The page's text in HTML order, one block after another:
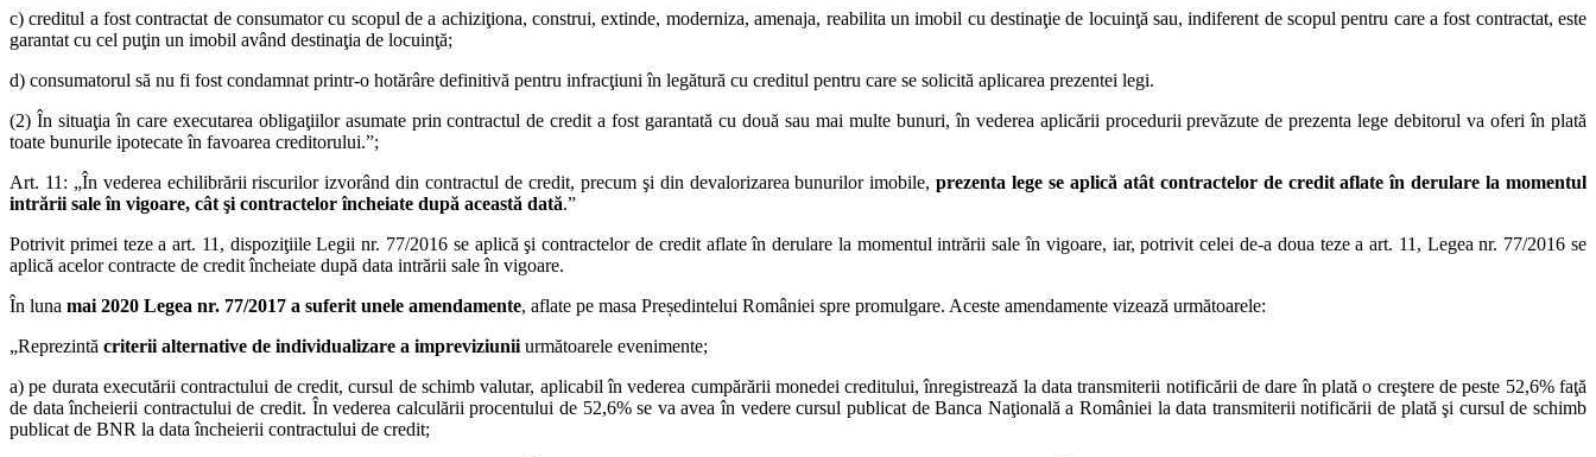
c) creditul a fost contractat de consumator cu scopul de a achiziţiona, construi, extinde, moderniza, amenaja, reabilita un imobil cu destinaţie de locuinţă sau, indiferent de scopul pentru care a fost contractat, este
garantat cu cel puţin un imobil având destinaţia de locuinţă;
d) consumatorul să nu fi fost condamnat printr-o hotărâre definitivă pentru infracţiuni în legătură cu creditul pentru care se solicită aplicarea prezentei legi.
(2) În situaţia în care executarea obligaţiilor asumate prin contractul de credit a fost garantată cu două sau mai multe bunuri, în vederea aplicării procedurii prevăzute de prezenta lege debitorul va oferi în plată
toate bunurile ipotecate în favoarea creditorului.”;
Art. 11: „În vederea echilibrării riscurilor izvorând din contractul de credit, precum şi din devalorizarea bunurilor imobile,prezenta lege se aplică atât contractelor de credit aflate în derulare la momentul
intrării sale în vigoare, cât şi contractelor încheiate după această dată.”
Potrivit primei teze a art. 11, dispoziţiile Legii nr. 77/2016 se aplică şi contractelor de credit aflate în derulare la momentul intrării sale în vigoare, iar, potrivit celei de-a doua teze a art. 11, Legea nr. 77/2016 se
aplică acelor contracte de credit încheiate după data intrării sale în vigoare.
În luna mai 2020 Legea nr. 77/2017 a suferit unele amendamente, aflate pe masa Președintelui României spre promulgare. Aceste amendamente vizează următoarele:
„Reprezintă criterii alternative de individualizare a impreviziunii următoarele evenimente;
a) pe durata executării contractului de credit, cursul de schimb valutar, aplicabil în vederea cumpărării monedei creditului, înregistrează la data transmiterii notificării de dare în plată o creştere de peste 52,6% faţă
de data încheierii contractului de credit. În vederea calculării procentului de 52,6% se va avea în vedere cursul publicat de Banca Naţională a României la data transmiterii notificării de plată şi cursul de schimb
publicat de BNR la data încheierii contractului de credit;